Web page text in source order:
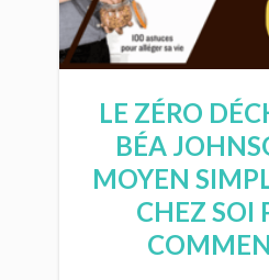
LE ZÉRO
BÉA
MOYEN
CHEZ SOI